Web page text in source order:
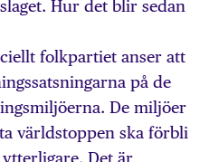
Hur det blir sedan
folkpartiet anser att
på de
De miljöer
världstoppen ska förbli